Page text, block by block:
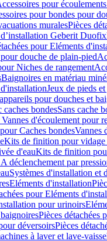
pour
pour bondes pour
muralesPièces
Geberit Duofix
pour Eléments
douche de plain-pied
Niches de rangement
Baignoires en matériau
Jeux de pieds
pour douches et
caches bondesSans cache
d'écoulement pour
Caches bondesVannes
Kits de finition pour vidage
d'eauKits de finition
déclenchement par
Systèmes d'installation et
Eléments d'installation
pour Eléments
pour urinoirs
Pièces détachées
déversoirsPièces
à laver et lave-